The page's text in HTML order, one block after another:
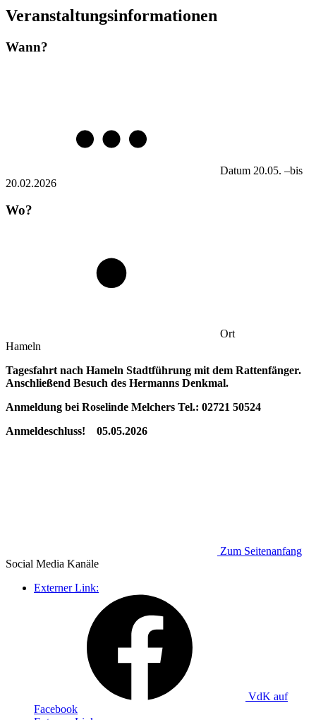
Veranstaltungsinformationen
Wann?
Datum 20.05. –bis
20.02.2026
Wo?
Ort
Hameln
Tagesfahrt nach Hameln Stadtführung mit dem Rattenfänger.
Anschließend Besuch des Hermanns Denkmal.
Anmeldung bei Roselinde Melchers Tel.: 02721 50524
Anmeldeschluss! 05.05.2026
Zum Seitenanfang
Social Media Kanäle
Externer Link:
VdK auf
Facebook